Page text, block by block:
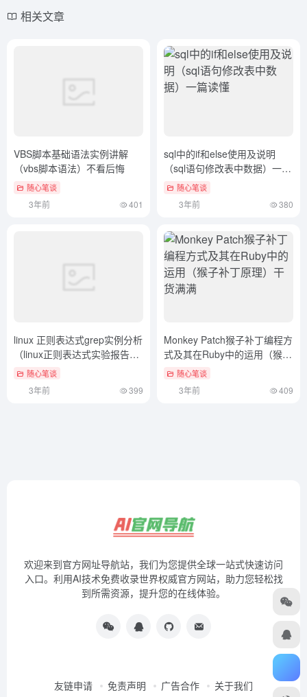
相关文章
VBS脚本基础语法实例讲解
（vbs脚本语法）不看后悔
随心笔谈
3年前 401
sql中的if和else使用及说明
（sql语句修改表中数据）一篇
读懂随心笔谈
3年前 380
linux 正则表达式grep实例分析
（linux正则表达式实验报告怎
么写）这都可以？
随心笔谈
3年前 399
Monkey Patch猴子补丁编程方
式及其在Ruby中的运用（猴子
补丁原理）干货满满
随心笔谈
3年前 409
欢迎来到官方网址导航站，我们为您提供全球一站式快速访问
入口。利用AI技术免费收录世界权威官方网站，助力您轻松找
到所需资源，提升您的在线体验。
友链申请 免责声明 广告合作 关于我们